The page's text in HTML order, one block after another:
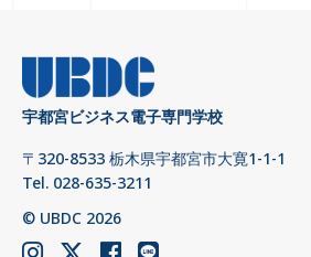
宇都宮ビジネス電子専門学校
〒320-8533 栃木県宇都宮市大寛1-1-1
Tel. 028-635-3211
© UBDC 2026